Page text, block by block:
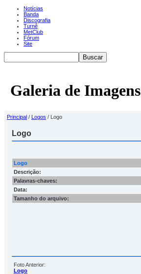
Notícias
Banda
Discografia
Turnê
MetClub
Fórum
Site
Galeria de Imagens
Principal / Logos / Logo
Logo
Logo
Descrição:
Palavras-chaves:
Data:
Tamanho do arquivo:
Foto Anterior:
Logo